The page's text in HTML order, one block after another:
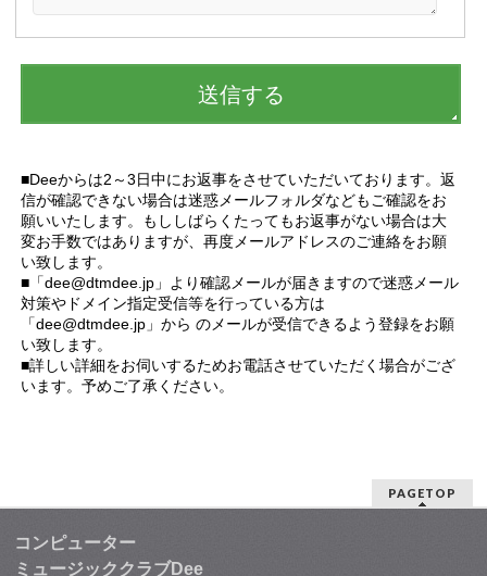
■Deeからは2～3日中にお返事をさせていただいております。返
信が確認できない場合は迷惑メールフォルダなどもご確認をお
願いいたします。もししばらくたってもお返事がない場合は大
変お手数ではありますが、再度メールアドレスのご連絡をお願
い致します。
■「dee@dtmdee.jp」より確認メールが届きますので迷惑メール
対策やドメイン指定受信等を行っている方は
「dee@dtmdee.jp」から のメールが受信できるよう登録をお願
い致します。
■詳しい詳細をお伺いするためお電話させていただく場合がござ
います。予めご了承ください。
PAGETOP
コンピューター
ミュージッククラブDee